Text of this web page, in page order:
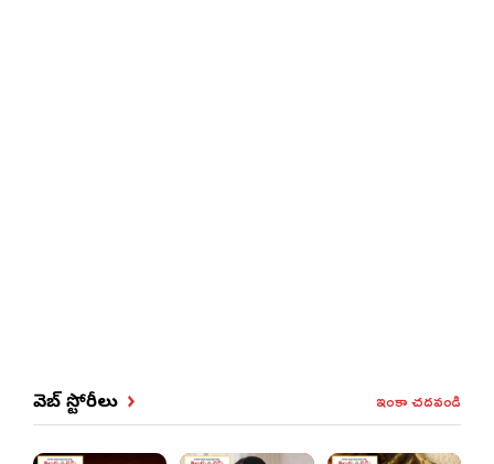
వెబ్ స్టోరీలు ఇంకా చదవండి